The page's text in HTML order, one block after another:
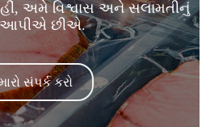
અમે વિશ્વાસ અને સલામતીનું
છીએ.
સંપર્ક કરો